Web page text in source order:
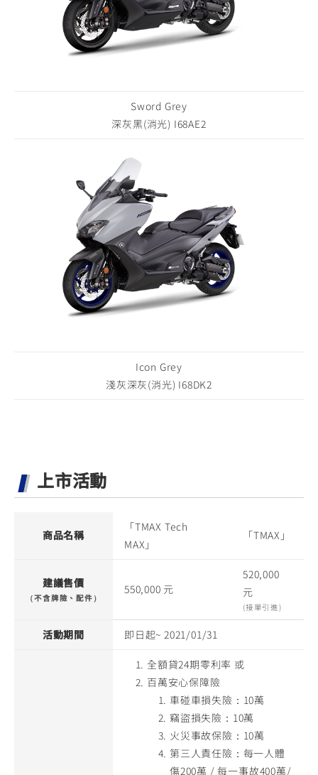
Sword Grey
深灰黑(消光) I68AE2
Icon Grey
淺灰深灰(消光) I68DK2
上市活動
商品名稱
「TMAX Tech
MAX」
「TMAX」
建議售價
（不含牌險、配件）
550,000 元
520,000
元
(接單引進)
活動期間 即日起~ 2021/01/31
全額貸24期零利率 或
百萬安心保障險
車碰車損失險：10萬
竊盜損失險：10萬
火災事故保險：10萬
第三人責任險：每一人體
傷200萬 / 每一事故400萬/